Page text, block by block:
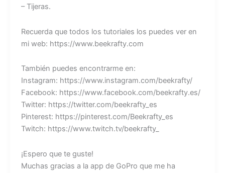
– Tijeras.
Recuerda que todos los tutoriales los puedes ver en
mi web: https://www.beekrafty.com
También puedes encontrarme en:
Instagram: https://www.instagram.com/beekrafty/
Facebook: https://www.facebook.com/beekrafty.es/
Twitter: https://twitter.com/beekrafty_es
Pinterest: https://pinterest.com/Beekrafty_es
Twitch: https://www.twitch.tv/beekrafty_
¡Espero que te guste!
Muchas gracias a la app de GoPro que me ha